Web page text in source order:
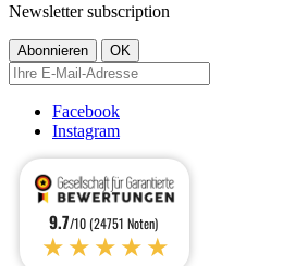
Newsletter subscription
Facebook
Instagram
9.7/10 (24751 Noten)
★★★★★